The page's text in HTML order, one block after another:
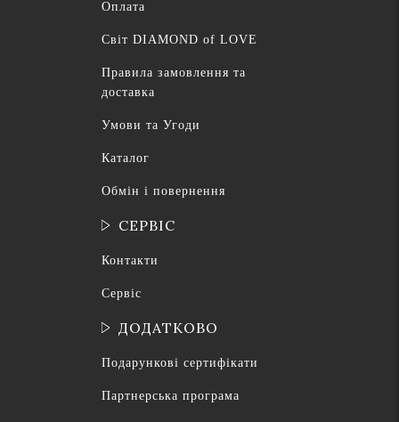
Оплата
Світ DIAMOND of LOVE
Правила замовлення та
доставка
Умови та Угоди
Каталог
Обмін і повернення
СЕРВІС
Контакти
Сервіс
ДОДАТКОВО
Подарункові сертифікати
Партнерська програма